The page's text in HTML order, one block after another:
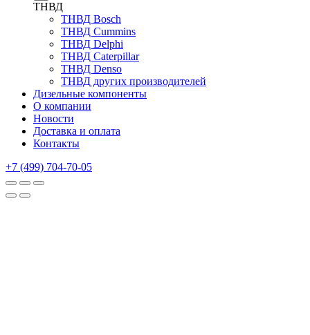
ТНВД
ТНВД Bosch
ТНВД Cummins
ТНВД Delphi
ТНВД Caterpillar
ТНВД Denso
ТНВД других производителей
Дизельные компоненты
О компании
Новости
Доставка и оплата
Контакты
+7 (499) 704-70-05